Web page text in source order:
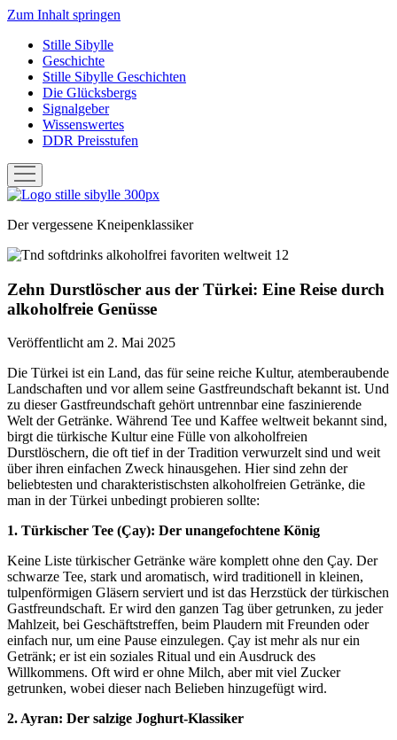
Zum Inhalt springen
Stille Sibylle
Geschichte
Stille Sibylle Geschichten
Die Glücksbergs
Signalgeber
Wissenswertes
DDR Preisstufen
Menü
öffnen
Stille
Der vergessene Kneipenklassiker
Zehn Durstlöscher aus der Türkei: Eine Reise durch
alkoholfreie Genüsse
Veröffentlicht am 2. Mai 2025
Die Türkei ist ein Land, das für seine reiche Kultur, atemberaubende
Landschaften und vor allem seine Gastfreundschaft bekannt ist. Und
zu dieser Gastfreundschaft gehört untrennbar eine faszinierende
Welt der Getränke. Während Tee und Kaffee weltweit bekannt sind,
birgt die türkische Kultur eine Fülle von alkoholfreien
Durstlöschern, die oft tief in der Tradition verwurzelt sind und weit
über ihren einfachen Zweck hinausgehen. Hier sind zehn der
beliebtesten und charakteristischsten alkoholfreien Getränke, die
man in der Türkei unbedingt probieren sollte:
1. Türkischer Tee (Çay): Der unangefochtene König
Keine Liste türkischer Getränke wäre komplett ohne den Çay. Der
schwarze Tee, stark und aromatisch, wird traditionell in kleinen,
tulpenförmigen Gläsern serviert und ist das Herzstück der türkischen
Gastfreundschaft. Er wird den ganzen Tag über getrunken, zu jeder
Mahlzeit, bei Geschäftstreffen, beim Plaudern mit Freunden oder
einfach nur, um eine Pause einzulegen. Çay ist mehr als nur ein
Getränk; er ist ein soziales Ritual und ein Ausdruck des
Willkommens. Oft wird er ohne Milch, aber mit viel Zucker
getrunken, wobei dieser nach Belieben hinzugefügt wird.
2. Ayran: Der salzige Joghurt-Klassiker